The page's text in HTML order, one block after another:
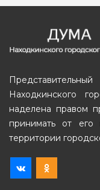
Находкинского
наделена правом
принимать от
территории